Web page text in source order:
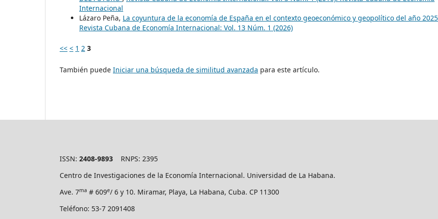
Internacional
Lázaro Peña, La coyuntura de la economía de España en el contexto geoeconómico y geopolítico del año
Revista Cubana de Economía Internacional: Vol. 13 Núm. 1 (2026)
<< < 1 2 3
También puede Iniciar una búsqueda de similitud avanzada para este artículo.
ISSN: 2408-9893 RNPS: 2395
Centro de Investigaciones de la Economía Internacional. Universidad de La Habana.
Ave. 7ma # 609e/ 6 y 10. Miramar, Playa, La Habana, Cuba. CP 11300
Teléfono: 53-7 2091408